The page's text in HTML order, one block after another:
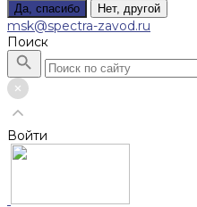
Да, спасибо Нет, другой
msk@spectra-zavod.ru
Поиск
Войти